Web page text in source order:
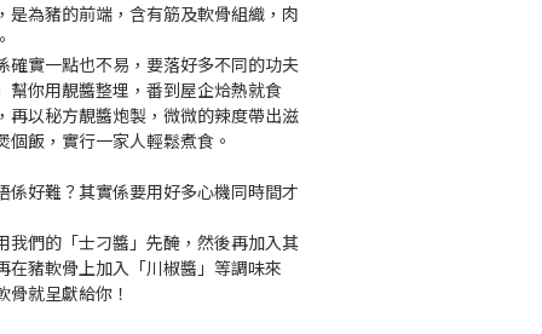
是為豬的前端，含有筋及軟骨組織，肉
確實一點也不易，要落好多不同的功夫
幫你用靚醬整埋，番到屋企烚熱就食
再以秘方靚醬炮製，微微的辣度帶出滋
飯，實行一家人輕鬆煮食。
係好難？其實係要用好多心機同時間才
我們的「士刁醬」先醃，然後再加入其
在豬軟骨上加入「川椒醬」等調味來
就呈獻給你！